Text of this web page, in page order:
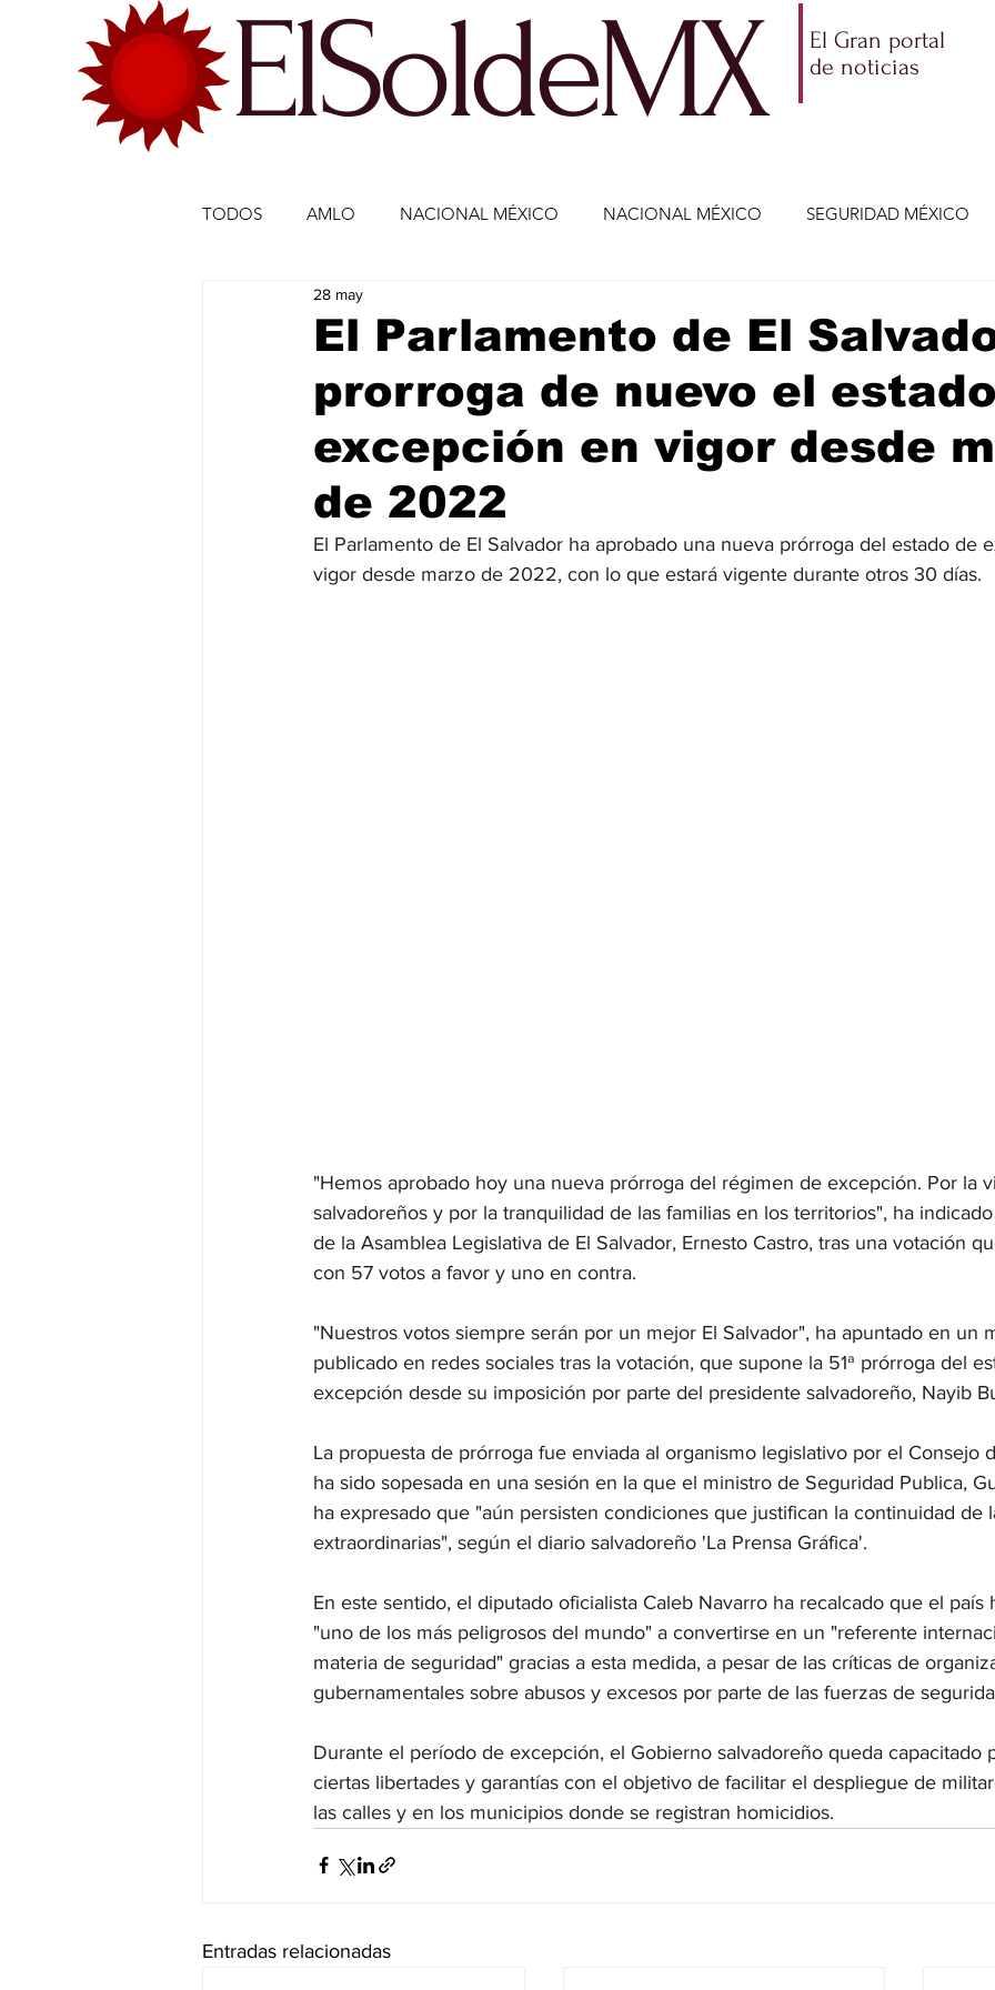
ElSoldeMX
El Gran portal
de noticias
TODOS AMLO NACIONAL MÉXICO NACIONAL MÉXICO SEGURIDAD MÉXICO
ECONOMÍA MÉXICO
DEPORTES DEPORTES CIENCIA Y TECNOLOGÍA ENTRETENIMIENTO VIDA
ESTADOS-POLÍTICA ENTRETENIMIENTO
JALISCO-PABLO LEMUS EDOMEX23-POLÍTICA COAHUILA23-MANOLO JIMÉNEZ
El Parlamento de El
prorroga de nuevo el
excepción en vigor desde
de 2022
28 may
El Parlamento de El Salvador ha aprobado una nueva prórroga del estado de
vigor desde marzo de 2022, con lo que estará vigente durante otros 30 días.
"Hemos aprobado hoy una nueva prórroga del régimen de excepción. Por la
salvadoreños y por la tranquilidad de las familias en los territorios", ha
de la Asamblea Legislativa de El Salvador, Ernesto Castro, tras una votación
con 57 votos a favor y uno en contra.
"Nuestros votos siempre serán por un mejor El Salvador", ha apuntado en un
publicado en redes sociales tras la votación, que supone la 51ª prórroga del
excepción desde su imposición por parte del presidente salvadoreño, Nayib
La propuesta de prórroga fue enviada al organismo legislativo por el Consejo
ha sido sopesada en una sesión en la que el ministro de Seguridad Publica,
ha expresado que "aún persisten condiciones que justifican la continuidad de
extraordinarias", según el diario salvadoreño 'La Prensa Gráfica'.
En este sentido, el diputado oficialista Caleb Navarro ha recalcado que el país
"uno de los más peligrosos del mundo" a convertirse en un "referente
materia de seguridad" gracias a esta medida, a pesar de las críticas de
gubernamentales sobre abusos y excesos por parte de las fuerzas de
Durante el período de excepción, el Gobierno salvadoreño queda capacitado
ciertas libertades y garantías con el objetivo de facilitar el despliegue de
las calles y en los municipios donde se registran homicidios.
Entradas relacionadas